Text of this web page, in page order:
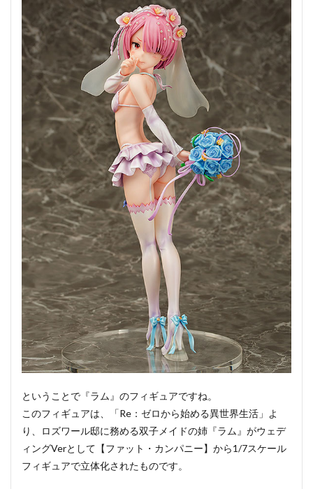
ということで『ラム』のフィギュアですね。
このフィギュアは、「Re：ゼロから始める異世界生活」よ
り、ロズワール邸に務める双子メイドの姉『ラム』がウェデ
ィングVerとして【ファット・カンパニー】から1/7スケール
フィギュアで立体化されたものです。